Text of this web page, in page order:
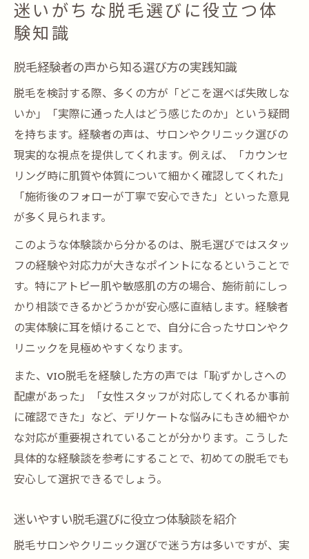
迷いがちな脱毛選びに役立つ体
験知識
脱毛経験者の声から知る選び方の実践知識
脱毛を検討する際、多くの方が「どこを選べば失敗しな
いか」「実際に通った人はどう感じたのか」という疑問
を持ちます。経験者の声は、サロンやクリニック選びの
現実的な視点を提供してくれます。例えば、「カウンセ
リング時に肌質や体質について細かく確認してくれた」
「施術後のフォローが丁寧で安心できた」といった意見
が多く見られます。
このような体験談から分かるのは、脱毛選びではスタッ
フの経験や対応力が大きなポイントになるということで
す。特にアトピー肌や敏感肌の方の場合、施術前にしっ
かり相談できるかどうかが安心感に直結します。経験者
の実体験に耳を傾けることで、自分に合ったサロンやク
リニックを見極めやすくなります。
また、VIO脱毛を経験した方の声では「恥ずかしさへの
配慮があった」「女性スタッフが対応してくれるか事前
に確認できた」など、デリケートな悩みにもきめ細やか
な対応が重要視されていることが分かります。こうした
具体的な経験談を参考にすることで、初めての脱毛でも
安心して選択できるでしょう。
迷いやすい脱毛選びに役立つ体験談を紹介
脱毛サロンやクリニック選びで迷う方は多いですが、実